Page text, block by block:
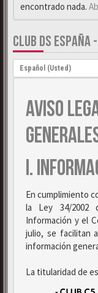
encontrado nada.
CLUB DS ESPAÑA
Idioma:
Español (Usted)
AVISO
I.
En cumplimiento
la Ley 34/2002
Información y el
julio, se facilitan
información
La titularidad de